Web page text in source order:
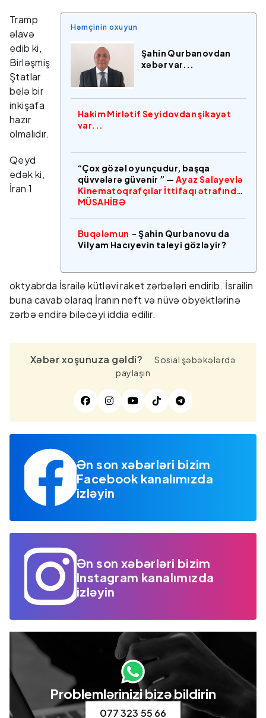
Həmçinin oxuyun
Şahin Qurbanovdan
xəbər var...
Hakim Mirlətif Seyidovdan şikayət
var...
“Çox gözəl oyunçudur, başqa
qüvvələrə güvənir ” — Ayaz Salayevlə
Kinematoqrafçılar İttifaqı ətrafında
MÜSAHİBƏ
Buqələmun - Şahin Qurbanovu da
Vilyam Hacıyevin taleyi gözləyir?
Tramp
əlavə
edib ki,
Birləşmiş
Ştatlar
belə bir
inkişafa
hazır
olmalıdır.
Qeyd
edək ki,
İran 1
oktyabrda İsrailə kütləvi raket zərbələri endirib. İsrailin
buna cavab olaraq İranın neft və nüvə obyektlərinə
zərbə endirə biləcəyi iddia edilir.
Xəbər xoşunuza gəldi?
Sosial şəbəkələrdə
paylaşın
Ən son xəbərləri bizim
Facebook kanalımızda
izləyin
Ən son xəbərləri bizim
Instagram kanalımızda
izləyin
Problemlərinizi bizə bildirin
077 323 55 66